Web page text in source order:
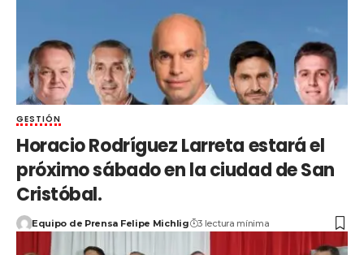
GESTIÓN
Horacio Rodríguez Larreta estará el
próximo sábado en la ciudad de San
Cristóbal.
Equipo de Prensa Felipe Michlig 3 lectura mínima